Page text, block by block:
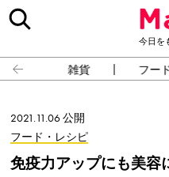
今日を
雑貨 フー
2021.11.06 公開
フード・レシピ
免疫力アップにも美容